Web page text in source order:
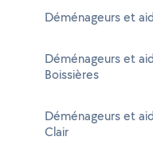
Déménageurs et
Déménageurs et
Boissières
Déménageurs et
Clair